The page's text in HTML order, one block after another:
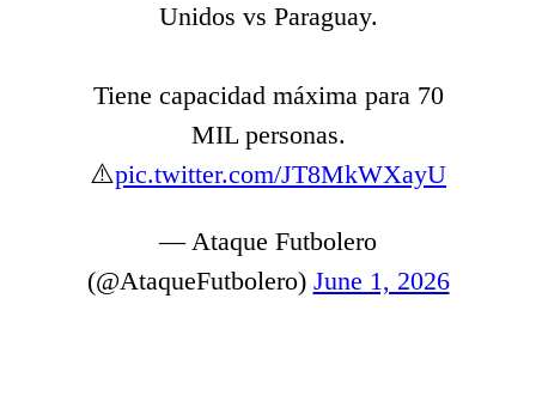
Unidos vs Paraguay.
Tiene capacidad máxima para 70
MIL personas.
⚠️pic.twitter.com/JT8MkWXayU
— Ataque Futbolero
(@AtaqueFutbolero) June 1, 2026